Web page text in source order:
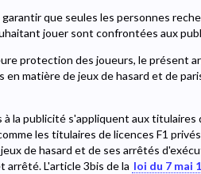
que seules les personnes
jouer sont confrontées aux
protection des joueurs, le présent
matière de jeux de hasard et de
la publicité s'appliquent aux titulaires
les titulaires de licences F1
de hasard et de ses arrêtés
arrêté. L'article 3bis de la loi du 7 mai